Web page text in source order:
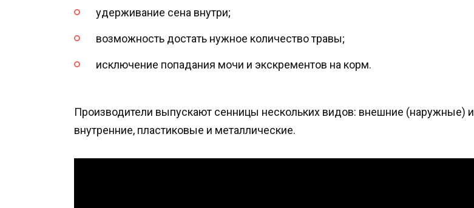
удерживание сена внутри;
возможность достать нужное количество травы;
исключение попадания мочи и экскрементов на корм.
Производители выпускают сенницы нескольких видов: внешние (наружные) и
внутренние, пластиковые и металлические.